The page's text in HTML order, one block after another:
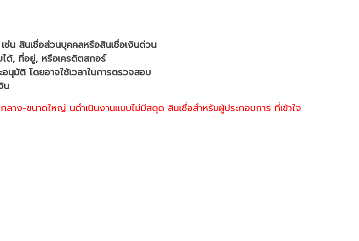
ช่น สินเชื่อส่วนบุคคลหรือสินเชื่อเงินด่วน
ด้, ที่อยู่, หรือเครดิตสกอร์
นุมัติ โดยอาจใช้เวลาในการตรวจสอบ
น
ลาง-ขนาดใหญ่ นดำเนินงานแบบไม่มีสดุด สินเชื่อสำหรับผู้ประกอบการ ที่เข้าใจ